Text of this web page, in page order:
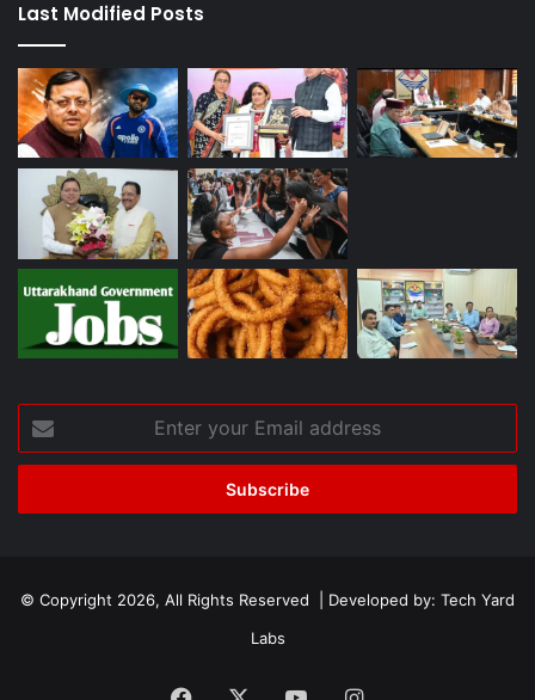
Last Modified Posts
your
Email
© Copyright 2026, All Rights Reserved | Developed by: Tech Yard
Labs